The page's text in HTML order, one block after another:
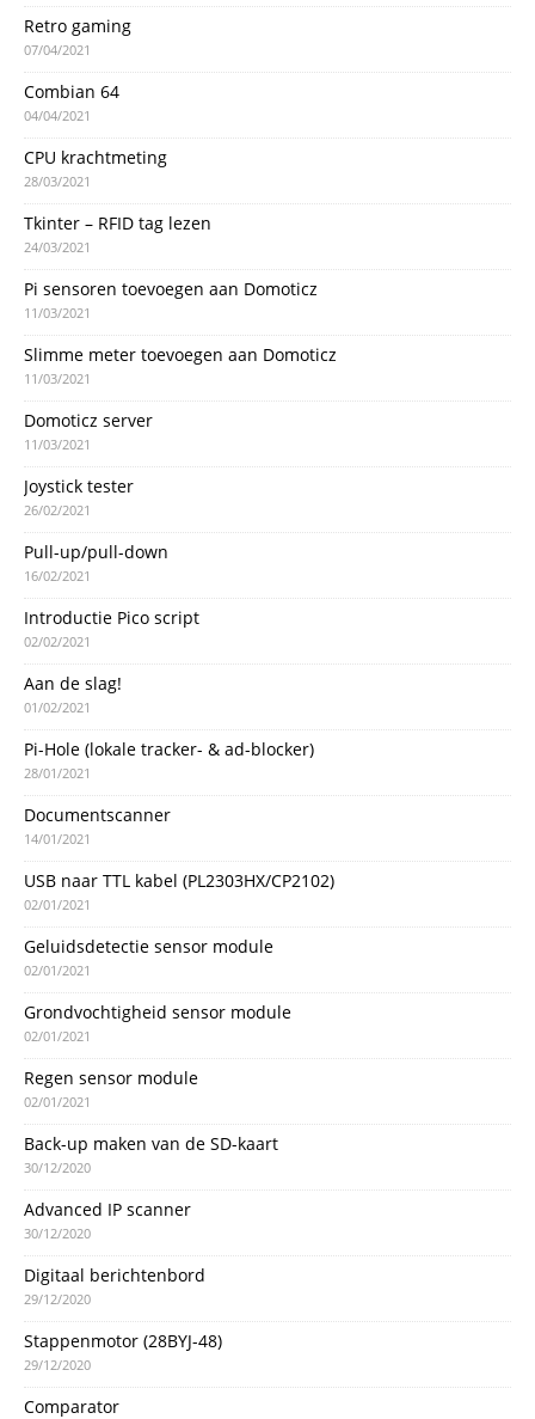
Retro gaming
07/04/2021
Combian 64
04/04/2021
CPU krachtmeting
28/03/2021
Tkinter – RFID tag lezen
24/03/2021
Pi sensoren toevoegen aan Domoticz
11/03/2021
Slimme meter toevoegen aan Domoticz
11/03/2021
Domoticz server
11/03/2021
Joystick tester
26/02/2021
Pull-up/pull-down
16/02/2021
Introductie Pico script
02/02/2021
Aan de slag!
01/02/2021
Pi-Hole (lokale tracker- & ad-blocker)
28/01/2021
Documentscanner
14/01/2021
USB naar TTL kabel (PL2303HX/CP2102)
02/01/2021
Geluidsdetectie sensor module
02/01/2021
Grondvochtigheid sensor module
02/01/2021
Regen sensor module
02/01/2021
Back-up maken van de SD-kaart
30/12/2020
Advanced IP scanner
30/12/2020
Digitaal berichtenbord
29/12/2020
Stappenmotor (28BYJ-48)
29/12/2020
Comparator